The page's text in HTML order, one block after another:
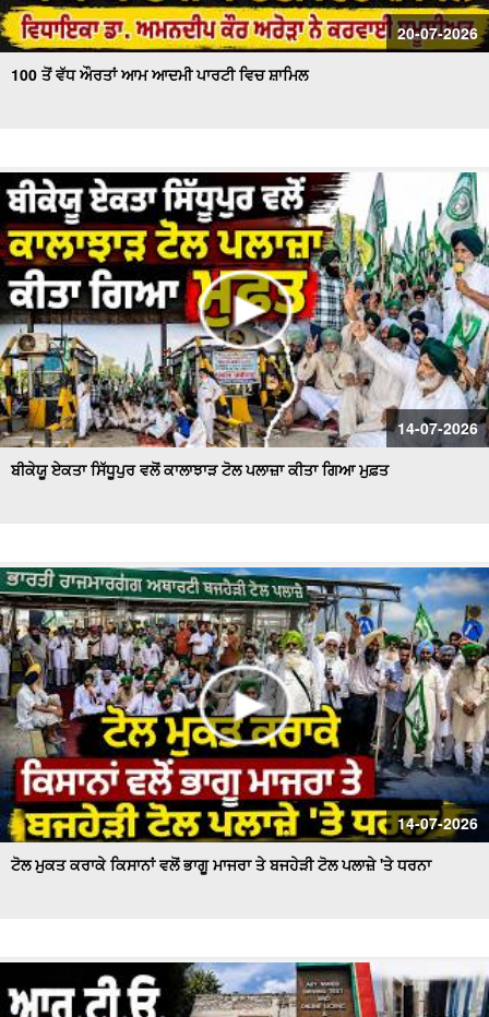
20-07-2026
100 ਤੋਂ ਵੱਧ ਔਰਤਾਂ ਆਮ ਆਦਮੀ ਪਾਰਟੀ ਵਿਚ ਸ਼ਾਮਿਲ
14-07-2026
ਬੀਕੇਯੂ ਏਕਤਾ ਸਿੱਧੂਪੁਰ ਵਲੋਂ ਕਾਲਾਝਾੜ ਟੋਲ ਪਲਾਜ਼ਾ ਕੀਤਾ ਗਿਆ ਮੁਫ਼ਤ
14-07-2026
ਟੋਲ ਮੁਕਤ ਕਰਾਕੇ ਕਿਸਾਨਾਂ ਵਲੋਂ ਭਾਗੂ ਮਾਜਰਾ ਤੇ ਬਜਹੇੜੀ ਟੋਲ ਪਲਾਜ਼ੇ 'ਤੇ ਧਰਨਾ